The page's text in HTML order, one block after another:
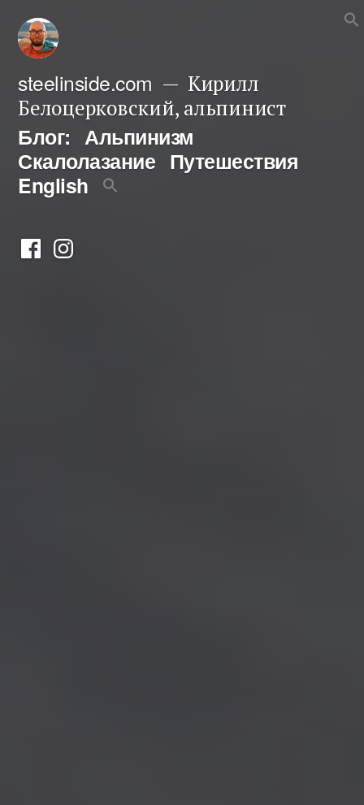
Перейти
содержимому
steelinside.com
Кирилл
Белоцерковский, альпинист
Блог: Альпинизм
Скалолазание Путешествия
English
ФейсбукИнстаграм